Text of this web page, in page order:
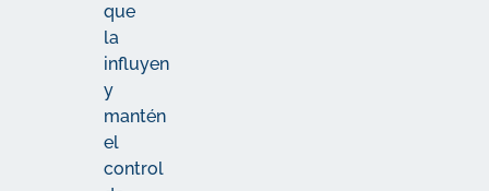
que
la
influyen
y
mantén
el
control